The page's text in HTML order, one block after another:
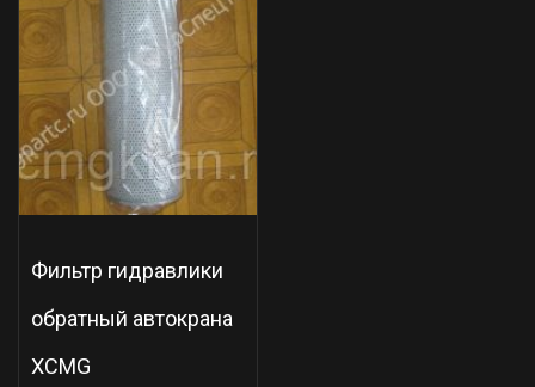
Фильтр гидравлики
обратный автокрана
XCMG